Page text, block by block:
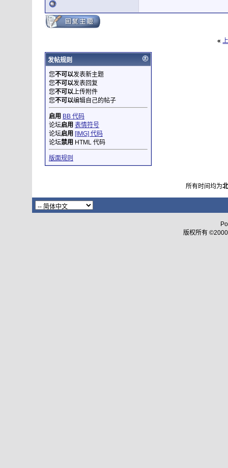
«
发帖规则
您不可以发表新主题
您不可以发表回复
您不可以上传附件
您不可以编辑自己的帖子
启用 BB 代码
论坛启用 表情符号
论坛启用 [IMG] 代码
论坛禁用 HTML 代码
版面规则
所有时间均为
版权所有